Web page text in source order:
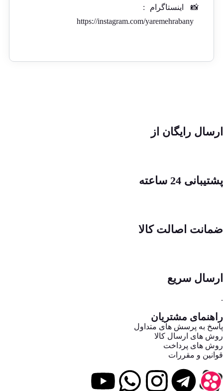
📸
اینستاگرام
:
https://instagram.com/yaremehrabany
ارسال رایگان از
پشتیبانی 24 ساعته
ضمانت اصالت کالا
ارسال سریع
.
راهنمای مشتریان
پاسخ به پرسش های متداول
روش های ارسال کالا
روش های پرداخت
قوانین و مقررات